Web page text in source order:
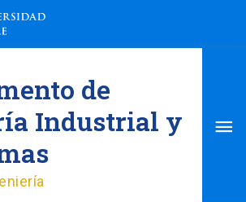
de
Industrial y